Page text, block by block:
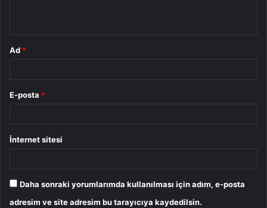
Ad *
E-posta *
İnternet sitesi
Daha sonraki yorumlarımda kullanılması için adım, e-posta
adresim ve site adresim bu tarayıcıya kaydedilsin.